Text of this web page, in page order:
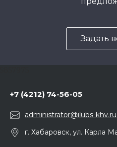
Задать
+7 (4212) 74-56-05
administrator@ilubs-khv.ru
г. Хабаровск, ул. Карла